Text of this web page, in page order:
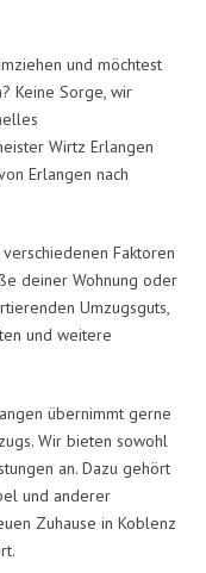
und möchtest
Keine Sorge, wir
Wirtz Erlangen
Erlangen nach
Faktoren
deiner Wohnung oder
Umzugsguts,
und weitere
übernimmt gerne
Wir bieten sowohl
an. Dazu gehört
und anderer
Zuhause in Koblenz